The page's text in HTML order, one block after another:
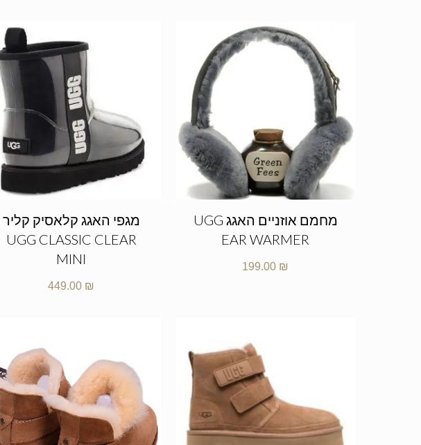
מחמם אוזניים האגג UGG
EAR WARMER
199.00 ₪
מגפי האגג קלאסיק קליר
UGG CLASSIC CLEAR
MINI
449.00 ₪